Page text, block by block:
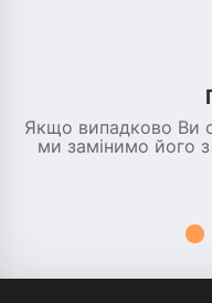
Якщо випадково Ви
ми замінимо його